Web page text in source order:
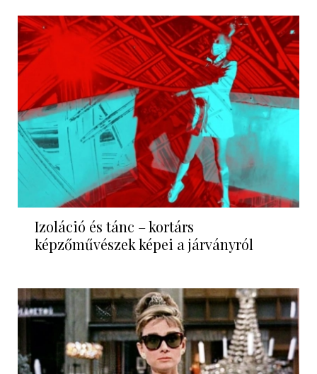
Izoláció és tánc – kortárs
képzőművészek képei a járványról